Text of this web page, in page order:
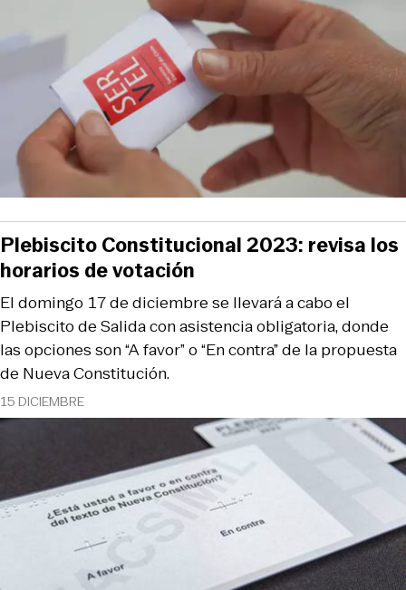
15 DICIEMBRE
El domingo 17 de diciembre se llevará a cabo el
Plebiscito de Salida con asistencia obligatoria, donde
las opciones son “A favor” o “En contra” de la propuesta
de Nueva Constitución.
Plebiscito Constitucional 2023: revisa los
horarios de votación